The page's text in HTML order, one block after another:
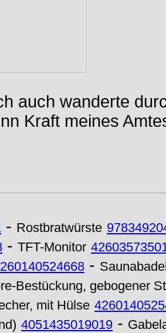
auch wanderte
Kraft meines
- Rostbratwürste
- TFT-Monitor
-
Bestückung, gebogener
mit Hülse
4051435019019 -